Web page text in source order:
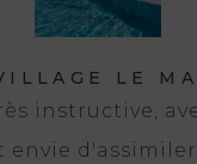
instructive,
envie
LE